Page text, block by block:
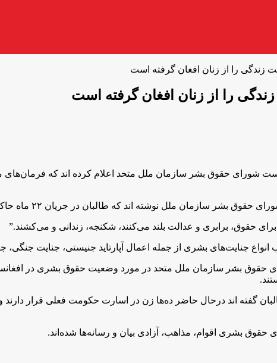
را از زنان افغان گرفته است
را از زنان افغان گرفته است
شورای حقوق بشر سازمان ملل متحد اعلام کرده اند که
حقوق، برابری و عدالت بلند می‌کنند، شکنجه، زندانی و می‌کشند.”
جنایت‌های بشری از جمله اعمال آپارتاید جنیستی، جنایت
بشر سازمان ملل متحد در مورد وضعیت حقوق بشری در
گفته اند درحال حاضر ده‌ها زن در اسارت حکومت فعلی قرار دارند
بشری اقوام، مذاهب، آزادی بیان و رسانه‌ها شده‌اند.